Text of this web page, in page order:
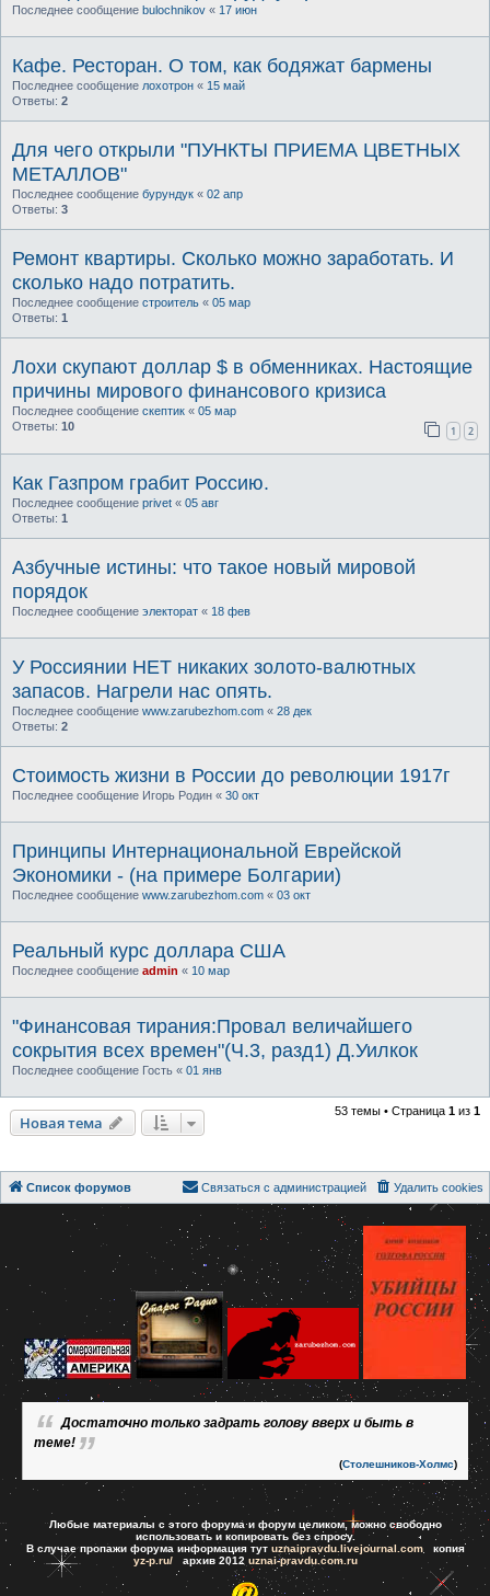
Последнее сообщение bulochnikov « 17 июн
Кафе. Ресторан. О том, как бодяжат бармены
Последнее сообщение лохотрон « 15 май
Ответы: 2
Для чего открыли "ПУНКТЫ ПРИЕМА ЦВЕТНЫХ
МЕТАЛЛОВ"
Последнее сообщение бурундук « 02 апр
Ответы: 3
Ремонт квартиры. Сколько можно заработать. И
сколько надо потратить.
Последнее сообщение строитель « 05 мар
Ответы: 1
Лохи cкупают доллар $ в обменниках. Настоящие
причины мирового финансового кризиса
Последнее сообщение скептик « 05 мар
Ответы: 10 1 2
Как Газпром грабит Россию.
Последнее сообщение privet « 05 авг
Ответы: 1
Азбучные истины: что такое новый мировой
порядок
Последнее сообщение электорат « 18 фев
У Россиянии НЕТ никаких золото-валютных
запасов. Нагрели нас опять.
Последнее сообщение www.zarubezhom.com « 28 дек
Ответы: 2
Стоимость жизни в России до революции 1917г
Последнее сообщение Игорь Родин « 30 окт
Принципы Интернациональной Еврейской
Экономики - (на примере Болгарии)
Последнее сообщение www.zarubezhom.com « 03 окт
Реальный курс доллара США
Последнее сообщение admin « 10 мар
"Финансовая тирания:Провал величайшего
сокрытия всех времен"(Ч.3, разд1) Д.Уилкок
Последнее сообщение Гость « 01 янв
Новая тема
53 темы • Страница 1 из 1
Список форумов Удалить cookies
Связаться с администрацией
Достаточно только задрать голову вверх и быть в
теме!
(Столешников-Холмс)
Любые материалы с этого форума и форум целиком, можно свободно
использовать и копировать без спросу.
В случае пропажи форума информация тут uznaipravdu.livejournal.comкопия
yz-p.ru/архив 2012 uznai-pravdu.com.ru